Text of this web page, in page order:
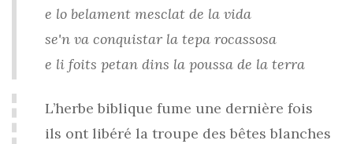
e lo belament mesclat de la vida
se'n va conquistar la tepa rocassosa
e li foits petan dins la poussa de la terra
L’herbe biblique fume une dernière fois
ils ont libéré la troupe des bêtes blanches